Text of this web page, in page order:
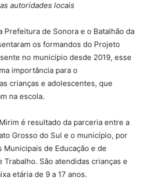
autoridades locais
Prefeitura de Sonora e o Batalhão da
os formandos do Projeto
no município desde 2019, esse
importância para o
crianças e adolescentes, que
na escola.
é resultado da parceria entre a
Grosso do Sul e o município, por
Municipais de Educação e de
Trabalho. São atendidas crianças e
etária de 9 a 17 anos.